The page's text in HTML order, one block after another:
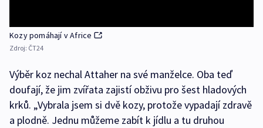
Kozy pomáhají v Africe
Zdroj: ČT24
Výběr koz nechal Attaher na své manželce. Oba teď
doufají, že jim zvířata zajistí obživu pro šest hladových
krků. „Vybrala jsem si dvě kozy, protože vypadají zdravě
a plodně. Jednu můžeme zabít k jídlu a tu druhou